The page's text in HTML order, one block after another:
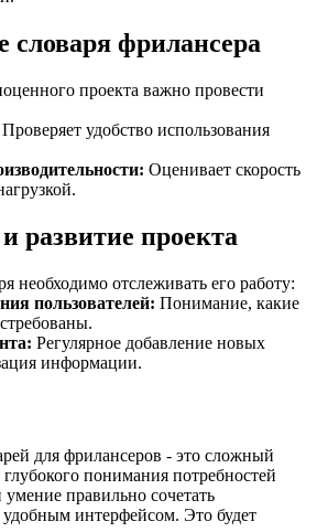
словаря фрилансера
проекта важно провести
Проверяет удобство использования
Оценивает скорость
развитие проекта
необходимо отслеживать его работу:
пользователей: Понимание, какие
Регулярное добавление новых
информации.
для фрилансеров - это сложный
понимания потребностей
правильно сочетать
интерфейсом. Это будет